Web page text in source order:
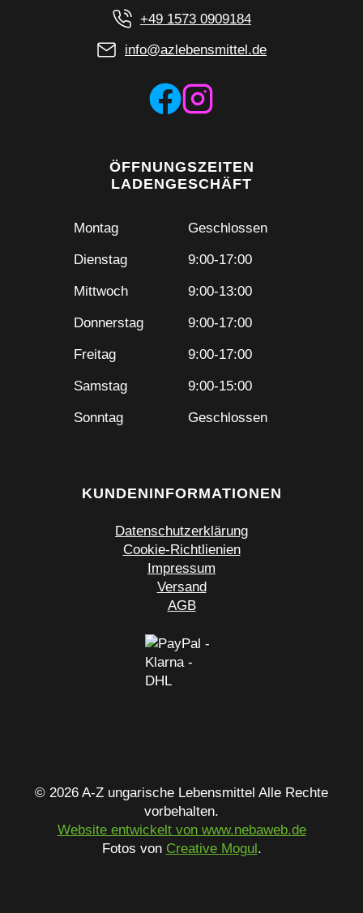
+49 1573 0909184
info@azlebensmittel.de
ÖFFNUNGSZEITEN
LADENGESCHÄFT
Montag Geschlossen
Dienstag 9:00-17:00
Mittwoch 9:00-13:00
Donnerstag 9:00-17:00
Freitag 9:00-17:00
Samstag 9:00-15:00
Sonntag Geschlossen
KUNDENINFORMATIONEN
Datenschutzerklärung
Cookie-Richtlienien
Impressum
Versand
AGB
© 2026 A-Z ungarische Lebensmittel Alle Rechte
vorbehalten.
Website entwickelt von www.nebaweb.de
Fotos von Creative Mogul.